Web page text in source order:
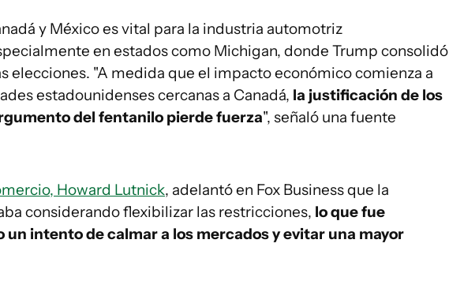
y México es vital para la industria automotriz
en estados como Michigan, donde Trump consolidó
elecciones. "A medida que el impacto económico comienza a
estadounidenses cercanas a Canadá, la justificación de los
del fentanilo pierde fuerza", señaló una fuente
Howard Lutnick, adelantó en Fox Business que la
considerando flexibilizar las restricciones, lo que fue
intento de calmar a los mercados y evitar una mayor